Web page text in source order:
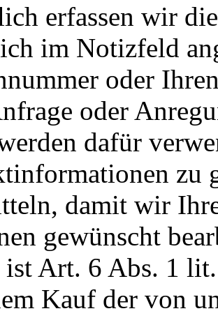
erfassen wir
im Notizfeld
oder
oder
dafür
zu
damit wir
gewünscht
Art. 6 Abs. 1
Kauf der von